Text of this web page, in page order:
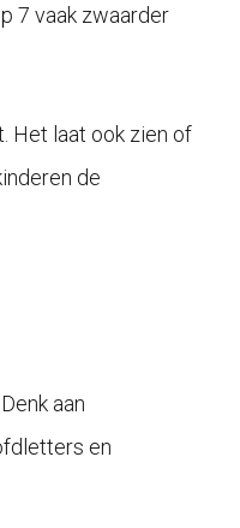
7 vaak zwaarder
Het laat ook zien of
de
aan
en